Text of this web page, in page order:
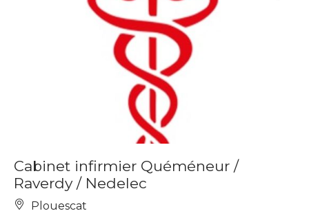
Cabinet infirmier Quéméneur /
Raverdy / Nedelec
Plouescat